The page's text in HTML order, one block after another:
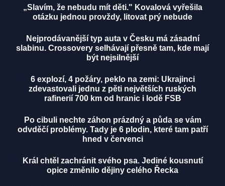
„Slavím, že nebudu mít děti." Kovalová vyřešila
otázku jednou provždy, litovat prý nebude
Nejprodávanější typ auta v Česku má zásadní
slabinu. Crossovery selhávají přesně tam, kde mají
být nejsilnější
6 explozí, 4 požáry, peklo na zemi: Ukrajinci
zdevastovali jednu z pěti největších ruských
rafinerií 700 km od hranic i lodě FSB
Po cibuli nechte záhon prázdný a půda se vám
odvděčí problémy. Tady je 6 plodin, které tam patří
hned v červenci
Král chtěl zachránit svého psa. Jediné kousnutí
opice změnilo dějiny celého Řecka